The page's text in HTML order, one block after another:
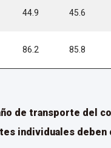
44.9 45.6
86.2 85.8
de transporte del
individuales deben